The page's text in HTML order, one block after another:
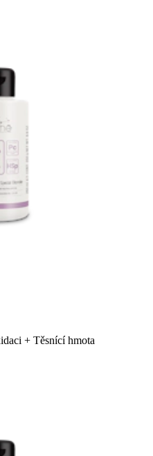
+ Těsnící hmota